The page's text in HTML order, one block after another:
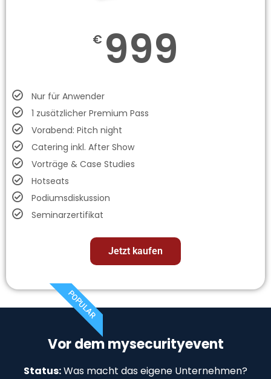
€ 999
Nur für Anwender
1 zusätzlicher Premium Pass
Vorabend: Pitch night
Catering inkl. After Show
Vorträge & Case Studies
Hotseats
Podiumsdiskussion
Seminarzertifikat
Jetzt kaufen
POPULAR
Vor dem mysecurityevent
Status:Was macht das eigene Unternehmen?